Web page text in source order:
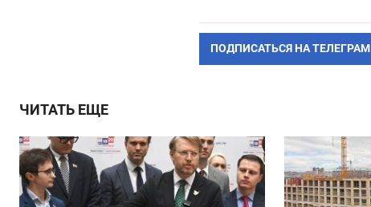
ПОДПИСАТЬСЯ НА ТЕЛЕГРАМ
ЧИТАТЬ ЕЩЕ